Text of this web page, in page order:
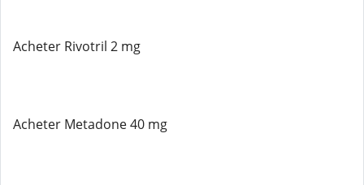
Acheter Rivotril 2 mg
Acheter Metadone 40 mg